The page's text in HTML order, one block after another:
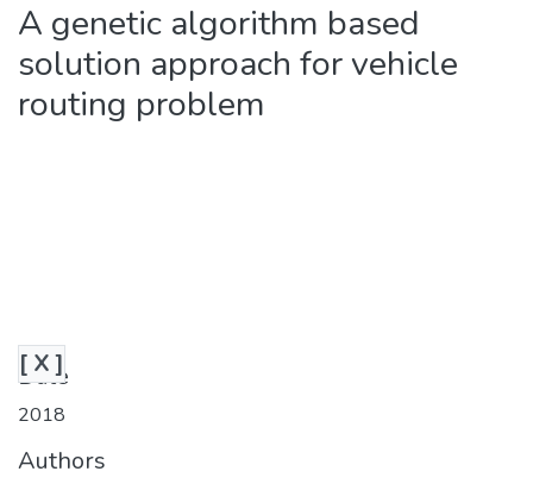
Statistics
Analyze
Request/Question
A genetic algorithm based
solution approach for vehicle
routing problem
[ X ]
Date
2018
Authors